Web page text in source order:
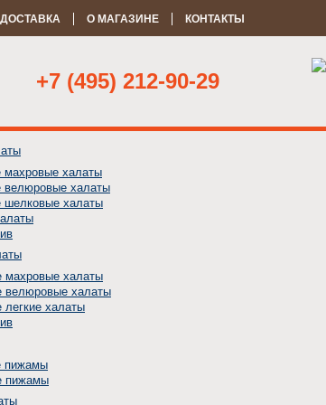
О МАГАЗИНЕ КОНТАКТЫ
+7 (495) 212-90-29
махровые халаты
велюровые халаты
шелковые халаты
махровые халаты
велюровые халаты
легкие халаты
пижамы
пижамы